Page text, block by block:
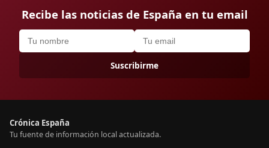
Recibe las noticias de España en tu email
Suscribirme
Crónica España
Tu fuente de información local actualizada.